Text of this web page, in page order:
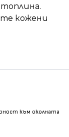
кожени
към околната